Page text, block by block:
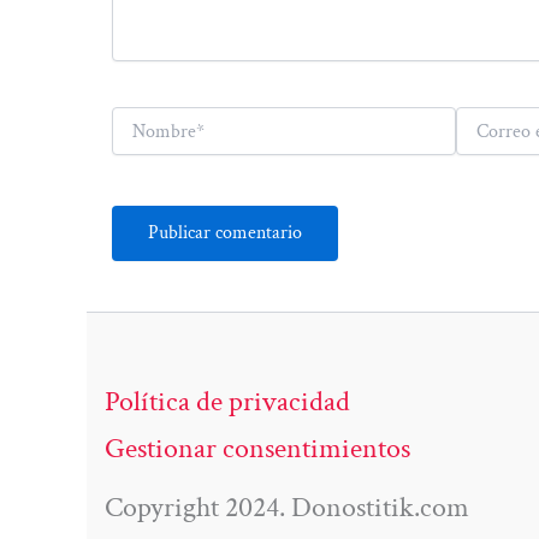
Nombre*
Correo
electrónico*
Política de privacidad
Gestionar consentimientos
Copyright 2024. Donostitik.com